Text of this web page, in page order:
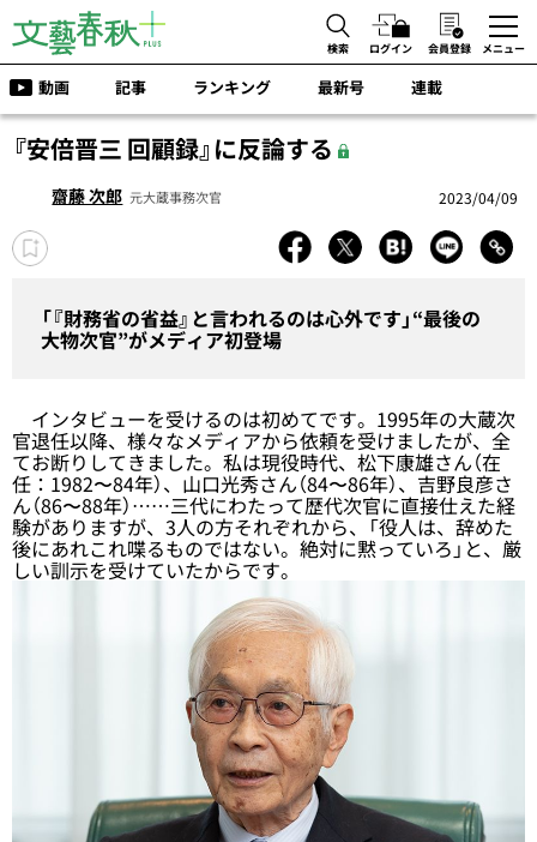
検索 ログイン 会員登録 メニュー
動画 記事 ランキング 最新号 連載
『安倍晋三 回顧録』に反論する
齋藤 次郎 元大蔵事務次官 2023/04/09
「『財務省の省益』と言われるのは心外です」“最後の
大物次官”がメディア初登場
インタビューを受けるのは初めてです。1995年の大蔵次
官退任以降、様々なメディアから依頼を受けましたが、全
てお断りしてきました。私は現役時代、松下康雄さん（在
任：1982〜84年）、山口光秀さん（84〜86年）、吉野良彦さ
ん（86〜88年）……三代にわたって歴代次官に直接仕えた経
験がありますが、3人の方それぞれから、「役人は、辞めた
後にあれこれ喋るものではない。絶対に黙っていろ」と、厳
しい訓示を受けていたからです。